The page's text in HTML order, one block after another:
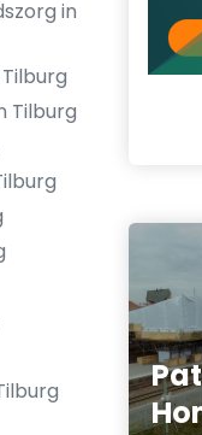
in
Tilburg